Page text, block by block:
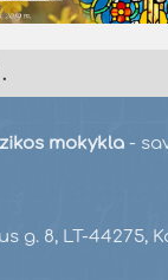
mokykla -
g. 8, LT-44275,